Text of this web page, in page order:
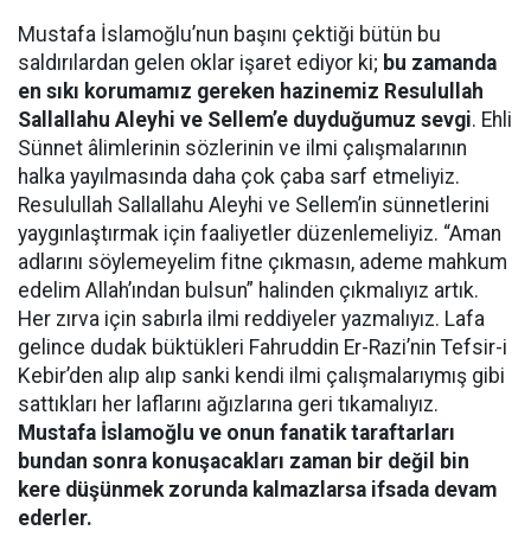
Mustafa İslamoğlu’nun başını çektiği bütün bu
saldırılardan gelen oklar işaret ediyor ki; bu zamanda
en sıkı korumamız gereken hazinemiz Resulullah
Sallallahu Aleyhi ve Sellem’e duyduğumuz sevgi. Ehli
Sünnet âlimlerinin sözlerinin ve ilmi çalışmalarının
halka yayılmasında daha çok çaba sarf etmeliyiz.
Resulullah Sallallahu Aleyhi ve Sellem’in sünnetlerini
yaygınlaştırmak için faaliyetler düzenlemeliyiz. “Aman
adlarını söylemeyelim fitne çıkmasın, ademe mahkum
edelim Allah’ından bulsun” halinden çıkmalıyız artık.
Her zırva için sabırla ilmi reddiyeler yazmalıyız. Lafa
gelince dudak büktükleri Fahruddin Er-Razi’nin Tefsir-i
Kebir’den alıp alıp sanki kendi ilmi çalışmalarıymış gibi
sattıkları her laflarını ağızlarına geri tıkamalıyız.
Mustafa İslamoğlu ve onun fanatik taraftarları
bundan sonra konuşacakları zaman bir değil bin
kere düşünmek zorunda kalmazlarsa ifsada devam
ederler.